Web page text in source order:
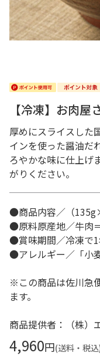
【冷凍】お肉屋
厚めにスライスした
インを使った醤油だ
ろやかな味に仕上げ
がりください。
●商品内容／（
●原料原産地／牛肉
●賞味期間／冷凍で
●アレルギー／「小
※この商品は佐川急
ます。
商品提供者：（株）
4,960円(送料・税